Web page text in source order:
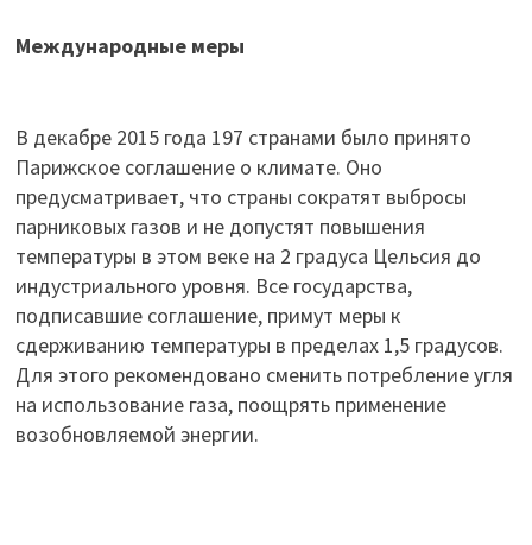
Международные меры
В декабре 2015 года 197 странами было принято
Парижское соглашение о климате. Оно
предусматривает, что страны сократят выбросы
парниковых газов и не допустят повышения
температуры в этом веке на 2 градуса Цельсия до
индустриального уровня. Все государства,
подписавшие соглашение, примут меры к
сдерживанию температуры в пределах 1,5 градусов.
Для этого рекомендовано сменить потребление угля
на использование газа, поощрять применение
возобновляемой энергии.